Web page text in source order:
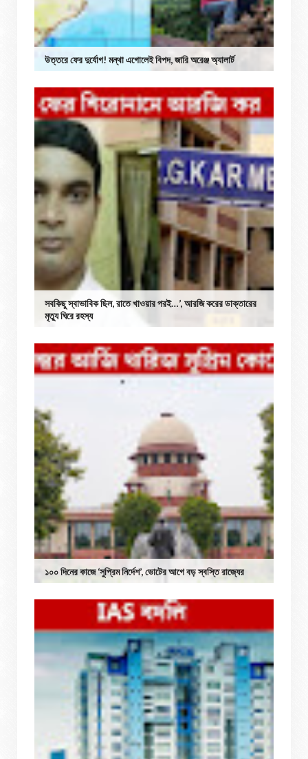
উত্তরে ফের দুর্যোগ! মন্থা এগোলেই বিপদ, জারি অরেঞ্জ অ্যালার্ট
সবকিছু স্বাভাবিক ছিল, রাতে খাওয়ার পরই…’, আরজি করের ডাক্তারের
মৃত্যু ঘিরে রহস্য
১০০ দিনের কাজে ‘সুপ্রিম নির্দেশ’, ভোটের আগে বড় স্বস্তি রাজ্যের